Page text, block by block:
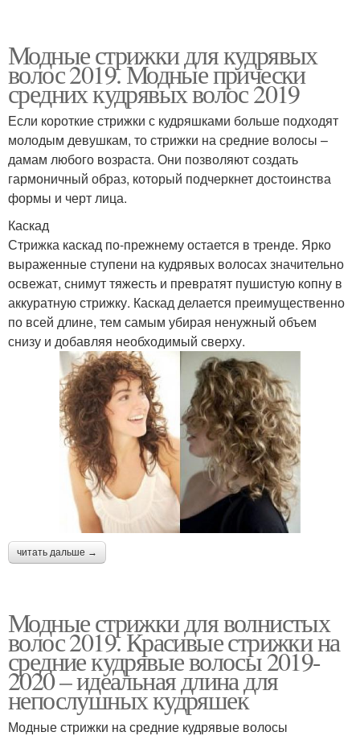
Модные стрижки для кудрявых
волос 2019. Модные прически
средних кудрявых волос 2019
Если короткие стрижки с кудряшками больше подходят
молодым девушкам, то стрижки на средние волосы –
дамам любого возраста. Они позволяют создать
гармоничный образ, который подчеркнет достоинства
формы и черт лица.
Каскад
Стрижка каскад по-прежнему остается в тренде. Ярко
выраженные ступени на кудрявых волосах значительно
освежат, снимут тяжесть и превратят пушистую копну в
аккуратную стрижку. Каскад делается преимущественно
по всей длине, тем самым убирая ненужный объем
снизу и добавляя необходимый сверху.
читать дальше →
Модные стрижки для волнистых
волос 2019. Красивые стрижки на
средние кудрявые волосы 2019-
2020 – идеальная длина для
непослушных кудряшек
Модные стрижки на средние кудрявые волосы